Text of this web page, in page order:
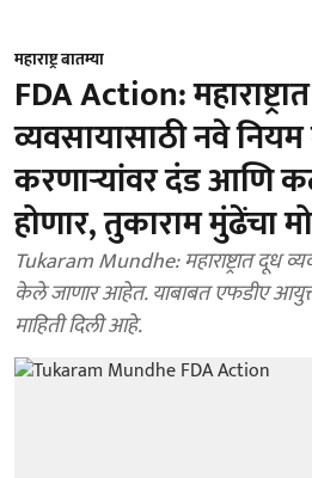
महाराष्ट्र बातम्या
FDA Action:
व्यवसायासाठी नवे
करणाऱ्यांवर दंड आणि
होणार, तुकाराम मुंढेंचा
Tukaram Mundhe: महाराष्ट्रात दूध
केले जाणार आहेत. याबाबत एफडीए
माहिती दिली आहे.